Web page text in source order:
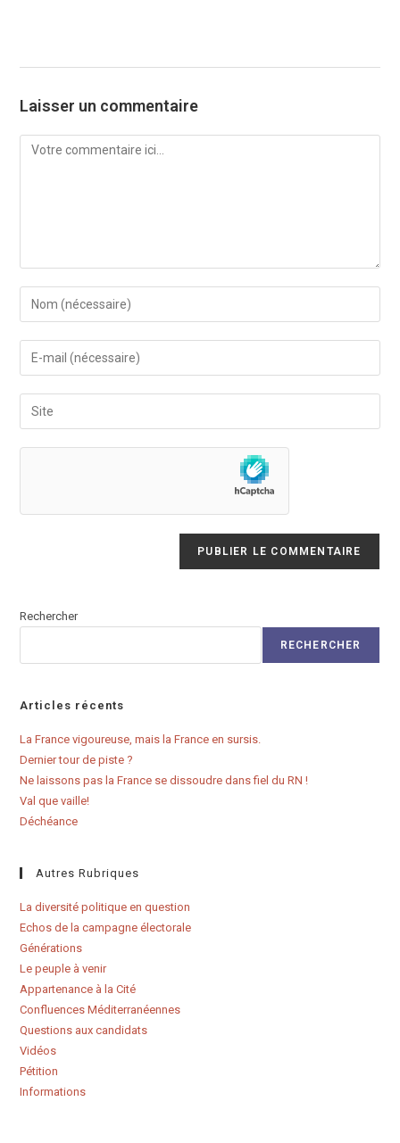
Laisser un commentaire
Comment
Enter
your
name
comment
Enter
your
email
address
Saisir
l’URL
de
(facultatif)
Rechercher
RECHERCHER
Articles récents
La France vigoureuse, mais la France en sursis.
Dernier tour de piste ?
Ne laissons pas la France se dissoudre dans fiel du RN !
Val que vaille!
Déchéance
Autres Rubriques
La diversité politique en question
Echos de la campagne électorale
Générations
Le peuple à venir
Appartenance à la Cité
Confluences Méditerranéennes
Questions aux candidats
Vidéos
Pétition
Informations